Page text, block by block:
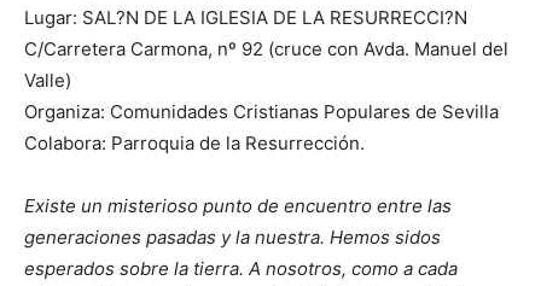
Lugar: SAL?N DE LA IGLESIA DE LA RESURRECCI?N
C/Carretera Carmona, nº 92 (cruce con Avda. Manuel del
Valle)
Organiza: Comunidades Cristianas Populares de Sevilla
Colabora: Parroquia de la Resurrección.
Existe un misterioso punto de encuentro entre las
generaciones pasadas y la nuestra. Hemos sidos
esperados sobre la tierra. A nosotros, como a cada